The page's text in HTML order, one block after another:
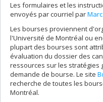
Les formulaires et les
envoyés par courriel par
Les bourses proviennent
l'Université de Montréal ou
plupart des bourses sont
évaluation du dossier des
ressources sur les stratégies
demande de bourse. Le site
recherche de toutes les
Montréal.